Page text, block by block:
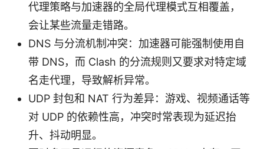
代理策略与加速器的全局代理模式互相覆盖，
会让某些流量走错路。
DNS 与分流机制冲突：加速器可能强制使用自
带 DNS，而 Clash 的分流规则又要求对特定域
名走代理，导致解析异常。
UDP 封包和 NAT 行为差异：游戏、视频通话等
对 UDP 的依赖性高，冲突时常表现为延迟抬
升、抖动明显。